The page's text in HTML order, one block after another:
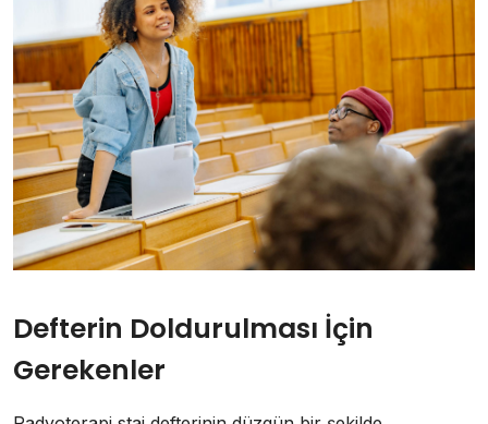
Defterin Doldurulması İçin
Gerekenler